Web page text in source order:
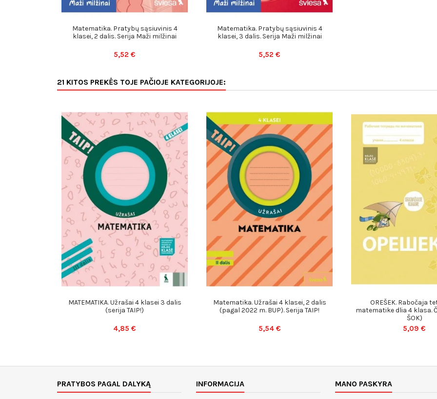
Matematika. Pratybų sąsiuvinis 4
klasei, 2 dalis. Serija Maži milžinai
5,52 €
Matematika. Pratybų sąsiuvinis 4
klasei, 3 dalis. Serija Maži milžinai
5,52 €
21 KITOS PREKĖS TOJE PAČIOJE KATEGORIJOJE:
MATEMATIKA. Užrašai 4 klasei 3 dalis
(serija TAIP!)
4,85 €
Matematika. Užrašai 4 klasei, 2 dalis
(pagal 2022 m. BUP). Serija TAIP!
5,54 €
OREŠEK. Rabočaja
matematike dlia 4 klasa.
ŠOK)
5,09 €
PRATYBOS PAGAL DALYKĄ INFORMACIJA MANO PASKYRA